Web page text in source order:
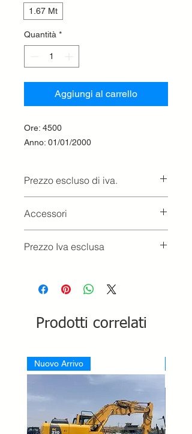
1.67 Mt
Quantità *
Aggiungi al carrello
Ore: 4500
Anno: 01/01/2000
Prezzo escluso di iva.
Accessori
DISTRIBUTORI IDRAULICI
Prezzo Iva esclusa
Prodotti correlati
Nuovo Arrivo